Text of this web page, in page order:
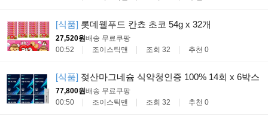
[식품] 롯데웰푸드 칸쵸 초코 54g x 32개
27,520원배송 무료쿠팡
00:52
조이스틱맨 조회 32 추천 0
[식품] 젖산마그네슘 식약청인증 100% 14회 x 6박스
77,800원배송 무료쿠팡
00:50
조이스틱맨 조회 32 추천 0